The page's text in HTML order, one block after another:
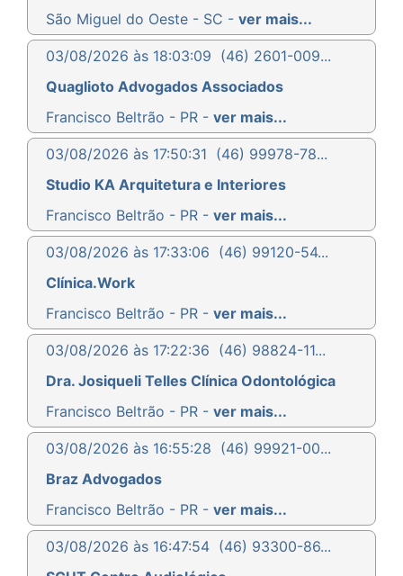
São Miguel do Oeste - SC - ver mais...
03/08/2026 às 18:03:09 (46) 2601-009...
Quaglioto Advogados Associados
Francisco Beltrão - PR - ver mais...
03/08/2026 às 17:50:31 (46) 99978-78...
Studio KA Arquitetura e Interiores
Francisco Beltrão - PR - ver mais...
03/08/2026 às 17:33:06 (46) 99120-54...
Clínica.Work
Francisco Beltrão - PR - ver mais...
03/08/2026 às 17:22:36 (46) 98824-11...
Dra. Josiqueli Telles Clínica Odontológica
Francisco Beltrão - PR - ver mais...
03/08/2026 às 16:55:28 (46) 99921-00...
Braz Advogados
Francisco Beltrão - PR - ver mais...
03/08/2026 às 16:47:54 (46) 93300-86...